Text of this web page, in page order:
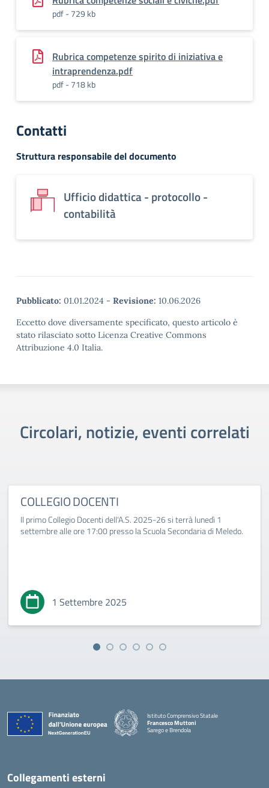
pdf - 729 kb
Rubrica competenze spirito di iniziativa e
intraprendenza.pdf
pdf - 718 kb
Contatti
Struttura responsabile del documento
Ufficio didattica - protocollo -
contabilità
Pubblicato: 01.01.2024 - Revisione: 10.06.2026
Eccetto dove diversamente specificato, questo articolo è
stato rilasciato sotto Licenza Creative Commons
Attribuzione 4.0 Italia.
Circolari, notizie, eventi correlati
COLLEGIO DOCENTI
Il primo Collegio Docenti dell'A.S. 2025-26 si terrà lunedì 1
settembre alle ore 17:00 presso la Scuola Secondaria di Meledo.
1 Settembre 2025
Istituto Comprensivo Statale
Francesco Muttoni
Sarego e Brendola
— Visita la pagina iniziale della scuola
Collegamenti esterni